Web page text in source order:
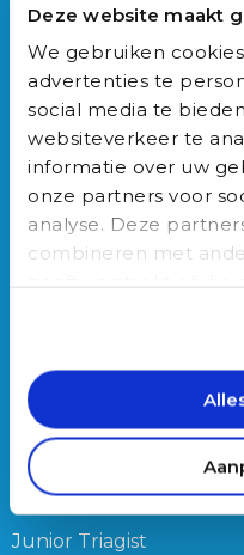
Deze website maakt
We gebruiken
advertenties te
social media te
websiteverkeer te
informatie over uw
onze partners voor
analyse. Deze
combineren met
Connect
Franz-Lisztplantsoen
3533 JG Utrecht
030-3040022
info@auxilio.nl
Bericht via WhatsApp
Triage trainer
Triagist (dag of nacht)
Triage teamleider
Onze bijbanen
Junior Triagist